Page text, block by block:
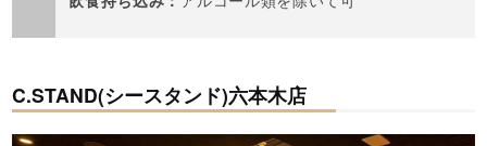
C.STAND(シースタンド)六本木店